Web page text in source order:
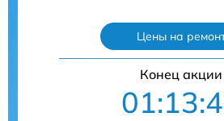
Цены на
Конец акции